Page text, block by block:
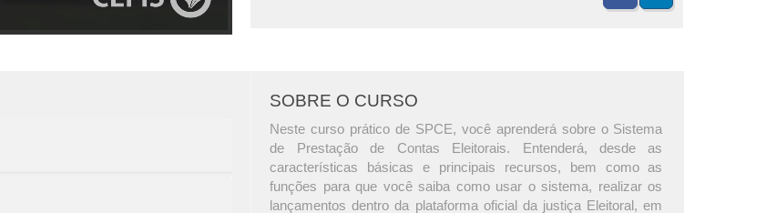
SOBRE O CURSO
Neste curso prático de SPCE, você aprenderá sobre o Sistema
de Prestação de Contas Eleitorais. Entenderá, desde as
características básicas e principais recursos, bem como as
funções para que você saiba como usar o sistema, realizar os
lançamentos dentro da plataforma oficial da justiça Eleitoral, em